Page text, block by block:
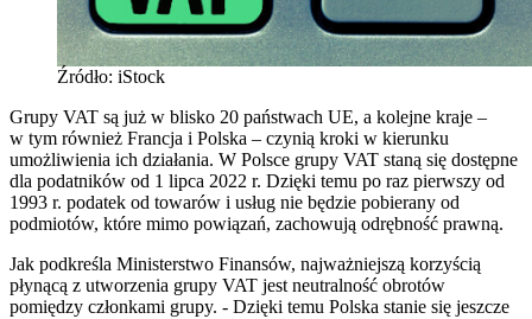
Źródło: iStock
Grupy VAT są już w blisko 20 państwach UE, a kolejne kraje –
w tym również Francja i Polska – czynią kroki w kierunku
umożliwienia ich działania. W Polsce grupy VAT staną się dostępne
dla podatników od 1 lipca 2022 r. Dzięki temu po raz pierwszy od
1993 r. podatek od towarów i usług nie będzie pobierany od
podmiotów, które mimo powiązań, zachowują odrębność prawną.
Jak podkreśla Ministerstwo Finansów, najważniejszą korzyścią
płynącą z utworzenia grupy VAT jest neutralność obrotów
pomiędzy członkami grupy. - Dzięki temu Polska stanie się jeszcze